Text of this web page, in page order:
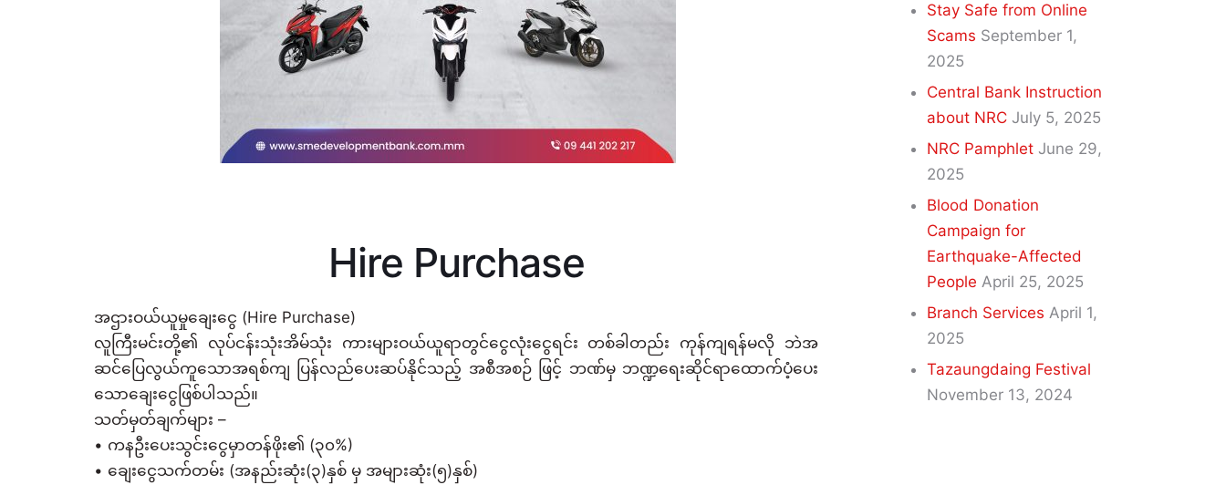
Hire Purchase
အဌားဝယ်ယူမှုချေးငွေ (Hire Purchase)
လူကြီးမင်းတို့၏ လုပ်ငန်းသုံးအိမ်သုံး ကားများဝယ်ယူရာတွင်ငွေလုံးငွေရင်း တစ်ခါတည်း ကုန်ကျရန်မလို ဘဲအ
ဆင်ပြေလွယ်ကူသောအရစ်ကျ ပြန်လည်ပေးဆပ်နိုင်သည့် အစီအစဉ် ဖြင့် ဘဏ်မှ ဘဏ္ဍရေးဆိုင်ရာထောက်ပံ့ပေး
သောချေးငွေဖြစ်ပါသည်။
သတ်မှတ်ချက်များ –
• ကနဦးပေးသွင်းငွေမှာတန်ဖိုး၏ (၃၀%)
• ချေးငွေသက်တမ်း (အနည်းဆုံး(၃)နှစ် မှ အများဆုံး(၅)နှစ်)
Stay Safe from Online
Scams September 1,
2025
Central Bank Instruction
about NRC July 5, 2025
NRC Pamphlet June 29,
2025
Blood Donation
Campaign for
Earthquake-Affected
People April 25, 2025
Branch Services April 1,
2025
Tazaungdaing Festival
November 13, 2024